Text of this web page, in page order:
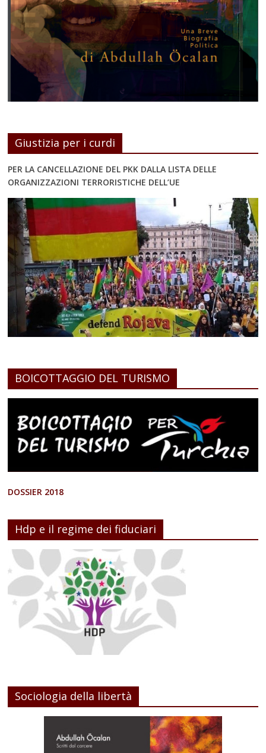
Giustizia per i curdi
PER LA CANCELLAZIONE DEL PKK DALLA LISTA DELLE
ORGANIZZAZIONI TERRORISTICHE DELL’UE
BOICOTTAGGIO DEL TURISMO
DOSSIER 2018
Hdp e il regime dei fiduciari
Sociologia della libertà